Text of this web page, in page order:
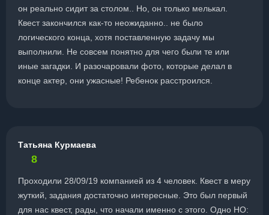
он реально сидит за столом.. Но, он только мелькал.
Квест закончился как-то неожиданно.. не было
логического конца, хотя поставленную задачу мы
выполнили. Не совсем понятно для чего были те или
иные загадки. И разочаровали фото, которые делал в
конце актер, они ужасные! Ребенок расстроился.
Татьяна Курмаева
8
Проходили 28/09/19 компанией из 4 человек. Квест в меру
жуткий, задания достаточно интересные. Это был первый
для нас квест, рады, что начали именно с этого. Одно НО: